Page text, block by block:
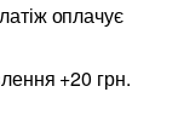
оплачує
+20 грн.